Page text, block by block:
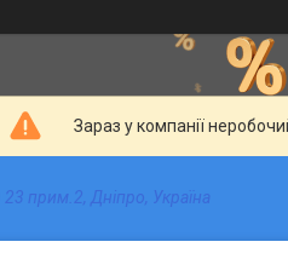
Зараз у компанії
прим.2, Дніпро, Україна